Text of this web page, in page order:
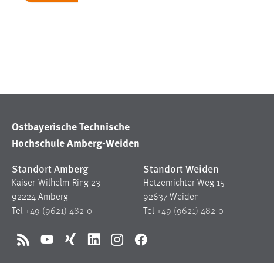
Ostbayerische Technische
Hochschule Amberg-Weiden
Standort Amberg
Kaiser-Wilhelm-Ring 23
92224 Amberg
Tel +49 (9621) 482-0
Standort Weiden
Hetzenrichter Weg 15
92637 Weiden
Tel +49 (9621) 482-0
RSS YouTubeXing LinkedInInstagramFacebook
Cookie Laufzeit:
Chat
Name:
MibewSessionID, MIBEW_UserID,
mibew_locale, mibew-chat-frame-style-
Zweck:
Wird benötigt um die Chatfunktion